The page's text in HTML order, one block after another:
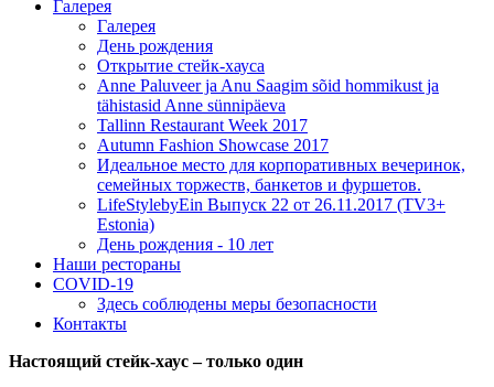
Галерея
Галерея
День рождения
Открытие стейк-хауса
Anne Paluveer ja Anu Saagim sõid hommikust ja
tähistasid Anne sünnipäeva
Tallinn Restaurant Week 2017
Autumn Fashion Showcase 2017
Идеальное место для корпоративных вечеринок,
семейных торжеств, банкетов и фуршетов.
LifeStylebyEin Выпуск 22 от 26.11.2017 (TV3+
Estonia)
День рождения - 10 лет
Наши рестораны
COVID-19
Здесь соблюдены меры безопасности
Контакты
Настоящий стейк-хаус – только один